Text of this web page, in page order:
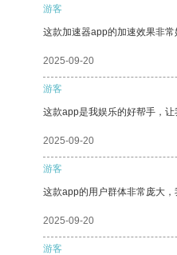
游客
这款加速器app的加速效果非
2025-09-20
游客
这款app是我娱乐的好帮手，让
2025-09-20
游客
这款app的用户群体非常庞大，
2025-09-20
游客